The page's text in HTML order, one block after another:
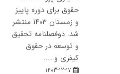
حقوق برای دوره پاییز
و زمستان ۱۴۰۳ منتشر
شد. دوفصلنامه تحقیق
و توسعه در حقوق
کیفری و…...